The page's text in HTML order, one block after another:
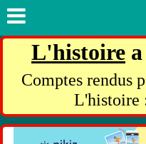
L'histoire
Comptes rendus
L'histoire